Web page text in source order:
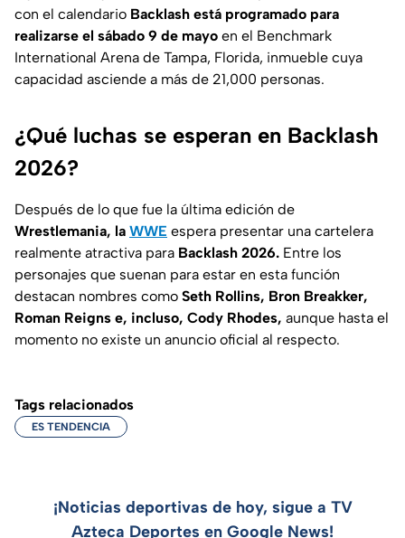
con el calendario Backlash está programado para
realizarse el sábado 9 de mayo en el Benchmark
International Arena de Tampa, Florida, inmueble cuya
capacidad asciende a más de 21,000 personas.
¿Qué luchas se esperan en Backlash
2026?
Después de lo que fue la última edición de
Wrestlemania, la WWE espera presentar una cartelera
realmente atractiva para Backlash 2026. Entre los
personajes que suenan para estar en esta función
destacan nombres como Seth Rollins, Bron Breakker,
Roman Reigns e, incluso, Cody Rhodes, aunque hasta el
momento no existe un anuncio oficial al respecto.
Tags relacionados
ES TENDENCIA
¡Noticias deportivas de hoy, sigue a TV
Azteca Deportes en Google News!